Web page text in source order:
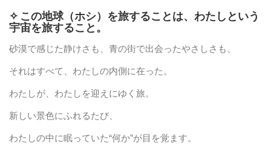
✧ この地球（ホシ）を旅することは、わたしという
宇宙を旅すること。
砂漠で感じた静けさも、青の街で出会ったやさしさも、
それはすべて、わたしの内側に在った。
わたしが、わたしを迎えにゆく旅。
新しい景色にふれるたび、
わたしの中に眠っていた“何か”が目を覚ます。